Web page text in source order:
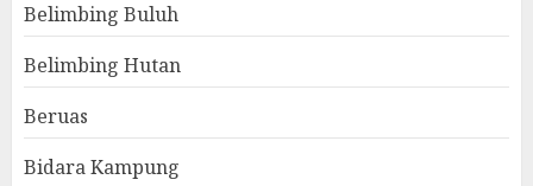
Belimbing Buluh
Belimbing Hutan
Beruas
Bidara Kampung